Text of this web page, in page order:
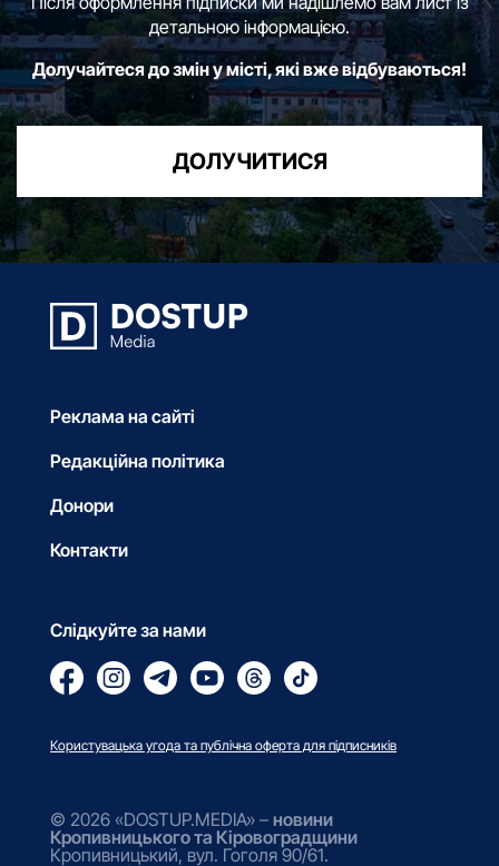
детальною інформацією.
Долучайтеся до змін у місті, які вже відбуваються!
ДОЛУЧИТИСЯ
Реклама на сайті
Редакційна політика
Донори
Контакти
Слідкуйте за нами
Користувацька угода та публічна оферта для підписників
© 2026 «DOSTUP.MEDIA» – новини
Кропивницького та Кіровоградщини
Кропивницький, вул. Гоголя 90/61.